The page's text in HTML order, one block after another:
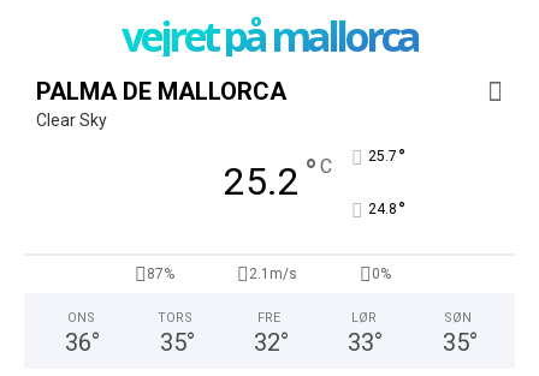
vejret på mallorca
PALMA DE MALLORCA
Clear Sky
25.2 ° C 25.7 °
24.8 °
87% 2.1m/s 0%
ONS
36°
TORS
35°
FRE
32°
LØR
33°
SØN
35°